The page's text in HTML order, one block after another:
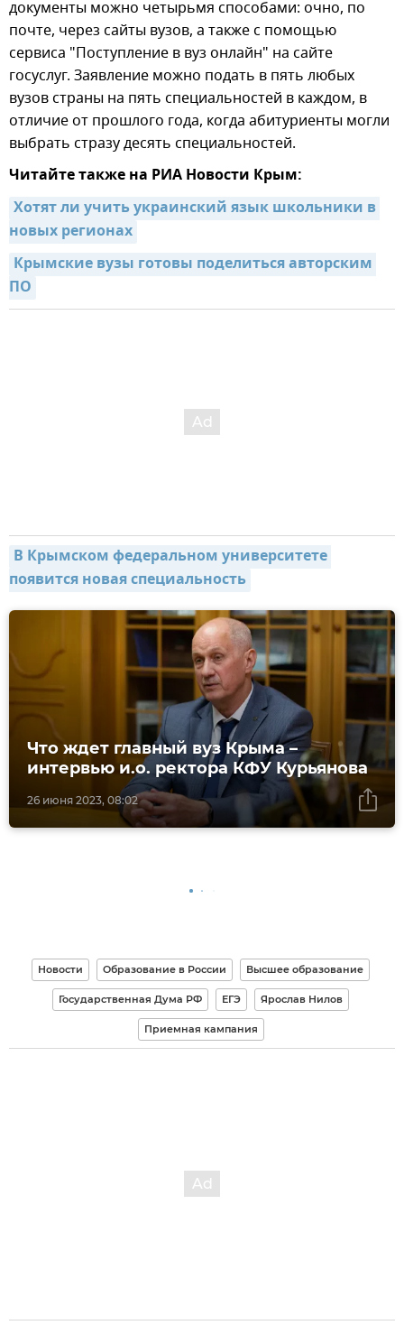
документы можно четырьмя способами: очно, по
почте, через сайты вузов, а также с помощью
сервиса "Поступление в вуз онлайн" на сайте
госуслуг. Заявление можно подать в пять любых
вузов страны на пять специальностей в каждом, в
отличие от прошлого года, когда абитуриенты могли
выбрать стразу десять специальностей.
Читайте также на РИА Новости Крым:
Хотят ли учить украинский язык школьники в
новых регионах
Крымские вузы готовы поделиться авторским
ПО
В Крымском федеральном университете
появится новая специальность
26 июня 2023, 08:02
Что ждет главный вуз Крыма –
интервью и.о. ректора КФУ Курьянова
Новости Образование в России Высшее образование
Государственная Дума РФ ЕГЭ Ярослав Нилов
Приемная кампания